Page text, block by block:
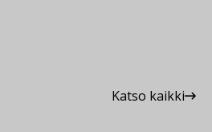
Katso kaikki